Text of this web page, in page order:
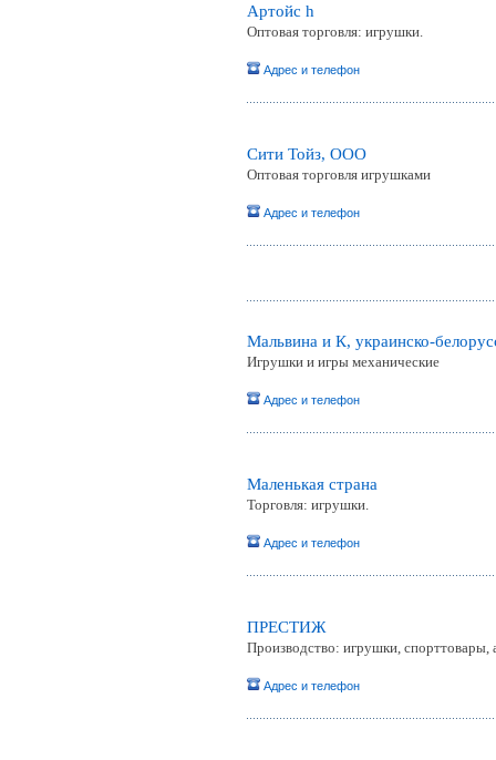
Артойс h
Оптовая торговля: игрушки.
Адрес и телефон
Сити Тойз, ООО
Оптовая торговля игрушками
Адрес и телефон
Мальвина и К, украинско-
Игрушки и игры механические
Адрес и телефон
Маленькая страна
Торговля: игрушки.
Адрес и телефон
ПРЕСТИЖ
Производство: игрушки, спорттовары,
Адрес и телефон